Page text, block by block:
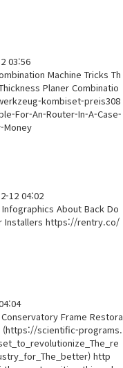
03:56
Machine Tricks Th
Planer Combinatio
kombiset-preis308
For-An-Router-In-A-Case-
Money
12 04:02
About Back Do
Installers https://rentry.co/
Frame Restora
(https://scientific-programs.
http